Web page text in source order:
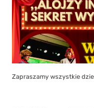
Zapraszamy wszystkie